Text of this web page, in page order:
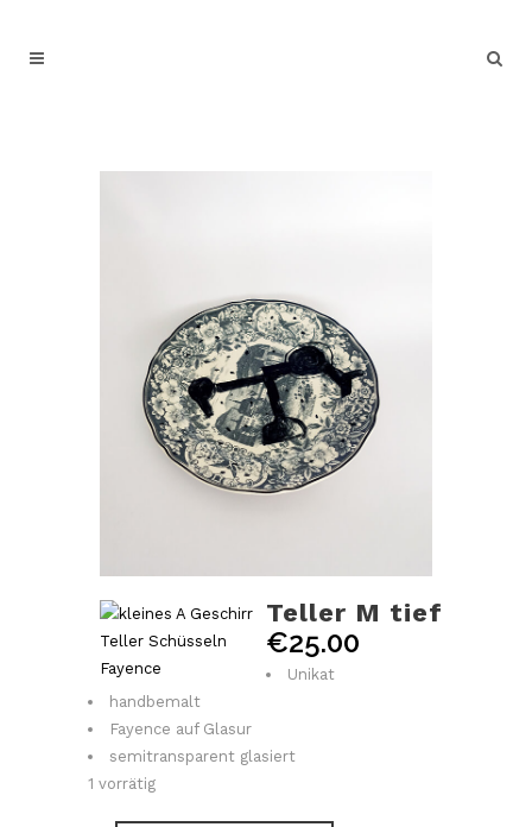
Teller M tief
€25.00
Unikat
handbemalt
Fayence auf Glasur
semitransparent glasiert
1 vorrätig